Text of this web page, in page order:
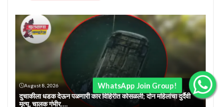
August 8, 2026
दुचाकीला धडक देऊन पळणारी कार विहिरीत कोसळली; दोन महिलांचा दुर्दैवी
मृत्यू, चालक गंभीर….
WhatsApp Join Group!